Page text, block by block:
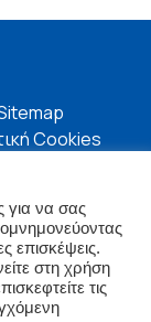
Cookies
μας στους
λογαριασμούς
μας
για να σας
επισκέψεις.
στη χρήση
τις